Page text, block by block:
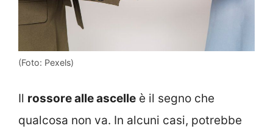
(Foto: Pexels)
Il rossore alle ascelle è il segno che
qualcosa non va. In alcuni casi, potrebbe